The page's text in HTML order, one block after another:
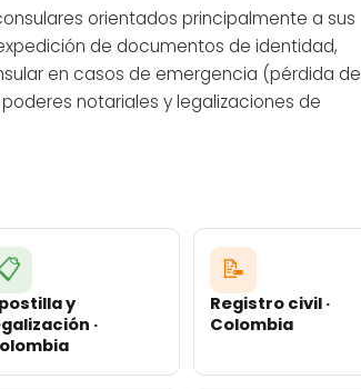
orientados principalmente a sus
de documentos de identidad,
en casos de emergencia (pérdida de
notariales y legalizaciones de
y
·
📝
Registro civil ·
Colombia